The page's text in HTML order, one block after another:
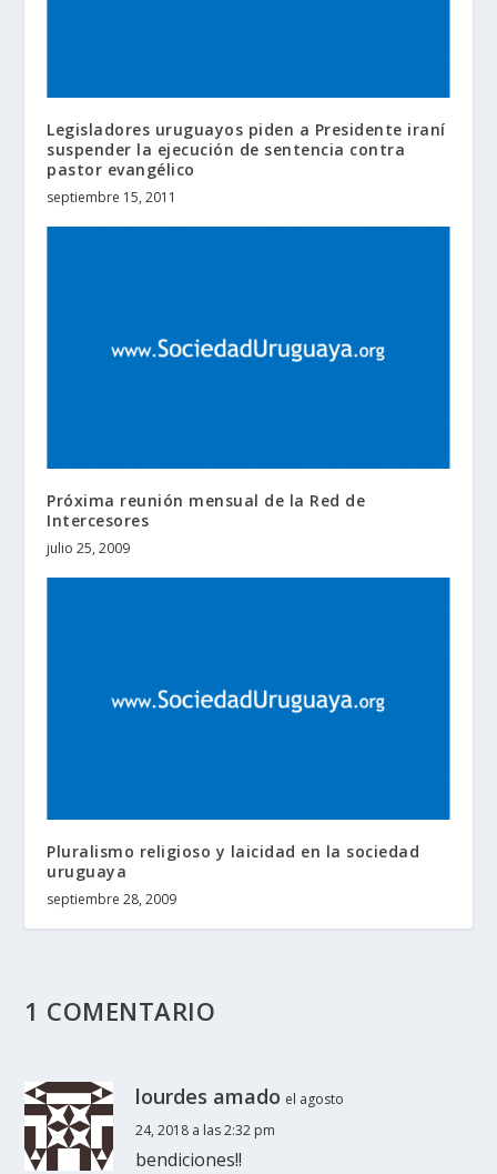
Legisladores uruguayos piden a Presidente iraní
suspender la ejecución de sentencia contra
pastor evangélico
septiembre 15, 2011
Próxima reunión mensual de la Red de
Intercesores
julio 25, 2009
Pluralismo religioso y laicidad en la sociedad
uruguaya
septiembre 28, 2009
1 COMENTARIO
lourdes amado el agosto
24, 2018 a las 2:32 pm
bendiciones!!